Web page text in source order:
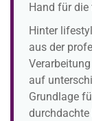
Hand für die
Hinter
aus der
auf
Grundlage